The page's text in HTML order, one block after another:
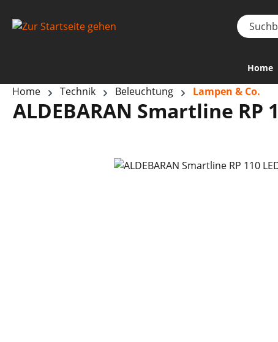
Home
Home Technik Beleuchtung Lampen & Co.
ALDEBARAN Smartline RP
Bildergalerie überspringen